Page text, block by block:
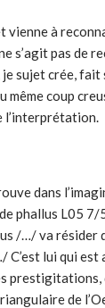
vienne à
s’agit pas
sujet crée,
même coup
l’interprétation.
dans
phallus L05
/…/ va résider
C’est lui qui
prestigitations,
de